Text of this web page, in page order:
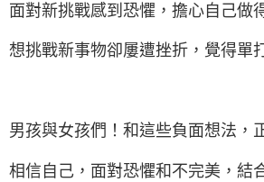
面對新挑戰感到恐懼，擔心自己做
想挑戰新事物卻屢遭挫折，覺得單
男孩與女孩們！和這些負面想法，
相信自己，面對恐懼和不完美，結